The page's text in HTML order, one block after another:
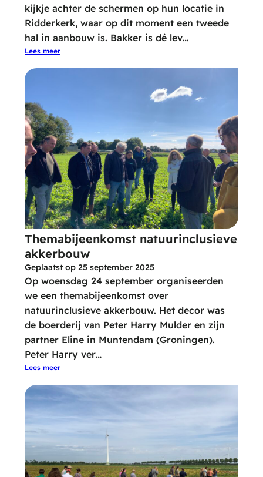
kijkje achter de schermen op hun locatie in
Ridderkerk, waar op dit moment een tweede
hal in aanbouw is. Bakker is dé lev…
Lees meer
Themabijeenkomst natuurinclusieve
akkerbouw
Geplaatst op 25 september 2025
Op woensdag 24 september organiseerden
we een themabijeenkomst over
natuurinclusieve akkerbouw. Het decor was
de boerderij van Peter Harry Mulder en zijn
partner Eline in Muntendam (Groningen).
Peter Harry ver…
Lees meer